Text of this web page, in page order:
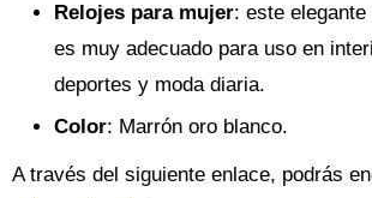
Relojes para mujer: este
es muy adecuado para uso en
deportes y moda diaria.
Color: Marrón oro blanco.
A través del siguiente enlace, podrás